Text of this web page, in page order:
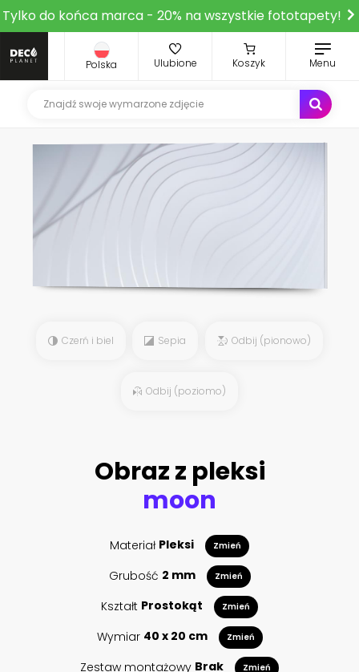
Tylko do końca marca - 20% na wszystkie fototapety!
Polska Ulubione Koszyk Menu
Czerń i biel Sepia Odbij (pionowo)
Odbij (poziomo)
Obraz z pleksi
moon
Materiał Pleksi Zmień
Grubość 2 mm Zmień
Kształt Prostokąt Zmień
Wymiar 40 x 20 cm Zmień
Zestaw montażowy Brak Zmień